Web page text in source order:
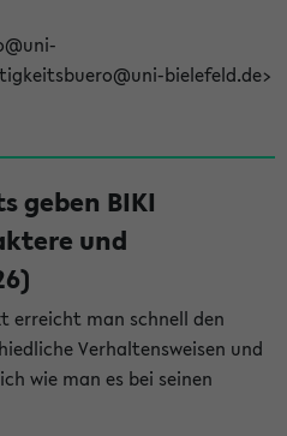
bielefeld.de>
geben BIKI
und
erreicht man schnell den
Verhaltensweisen und
wie man es bei seinen